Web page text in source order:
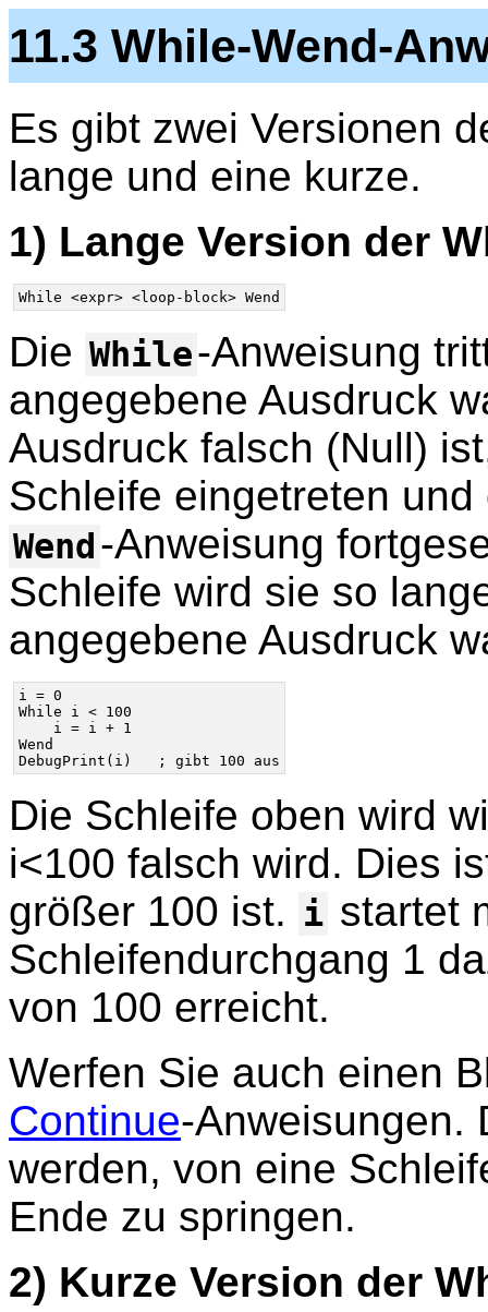
11.3 While-Wend-
Es gibt zwei Versionen
lange und eine kurze.
1) Lange Version der
Die While-Anweisung
angegebene Ausdruck
Ausdruck falsch (Null)
Schleife eingetreten
Wend -Anweisung
Schleife wird sie so
angegebene Ausdruck
i = 0
While i < 100
    i = i + 1
Wend
Die Schleife oben wird
i<100 falsch wird. Dies
größer 100 ist. i startet
Schleifendurchgang 1
von 100 erreicht.
Werfen Sie auch einen
Continue-Anweisungen.
werden, von eine
Ende zu springen.
2) Kurze Version der